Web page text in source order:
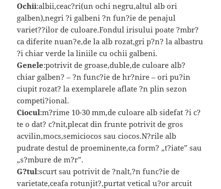
Ochii:albii,ceac?ri(un ochi negru,altul alb ori
galben),negri ?i galbeni ?n fun?ie de penajul
variet??ilor de culoare.Fondul irisului poate ?mbr?
ca diferite nuan?e,de la alb rozat,gri p?n? la albastru
?i chiar verde la liniile cu ochii galbeni.
Genele:potrivit de groase,duble,de culoare alb?
chiar galben? – ?n func?ie de hr?nire – ori pu?in
ciupit rozat? la exemplarele aflate ?n plin sezon
competi?ional.
Ciocul:m?rime 10-30 mm,de culoare alb sidefat ?i c?
te o dat? c?nit,plecat din frunte potrivit de gros
acvilin,mocs,semiciocos sau ciocos.N?rile alb
pudrate destul de proeminente,ca form? „t?iate” sau
„s?mbure de m?r”.
G?tul:scurt sau potrivit de ?nalt,?n func?ie de
varietate,ceafa rotunjit?,purtat vetical u?or arcuit